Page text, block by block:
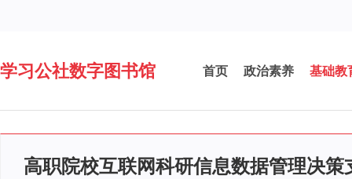
学习公社数字图书馆 首页 政治素养 基础教
高职院校互联网科研信息数据管理决策